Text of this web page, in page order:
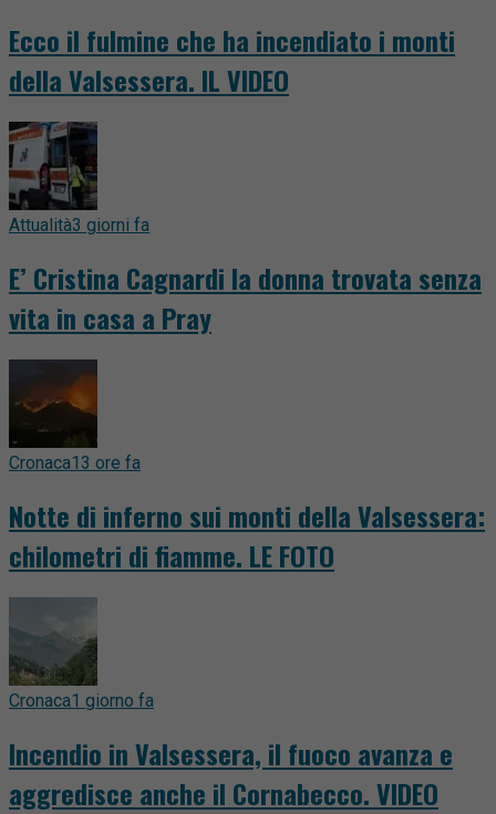
Ecco il fulmine che ha incendiato i monti
della Valsessera. IL VIDEO
Attualità3 giorni fa
E’ Cristina Cagnardi la donna trovata senza
vita in casa a Pray
Cronaca13 ore fa
Notte di inferno sui monti della Valsessera:
chilometri di fiamme. LE FOTO
Cronaca1 giorno fa
Incendio in Valsessera, il fuoco avanza e
aggredisce anche il Cornabecco. VIDEO